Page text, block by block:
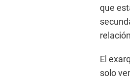
que
El
solo